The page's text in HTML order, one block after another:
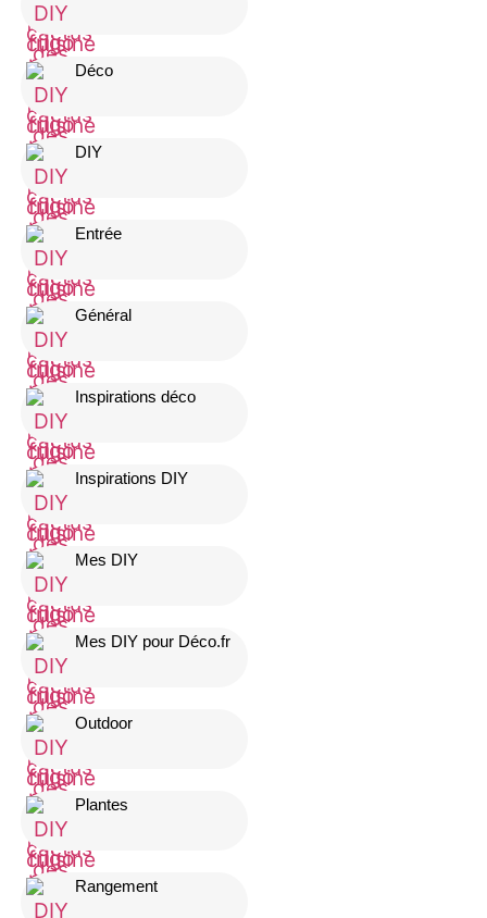
Déco
DIY
Entrée
Général
Inspirations déco
Inspirations DIY
Mes DIY
Mes DIY pour Déco.fr
Outdoor
Plantes
Rangement